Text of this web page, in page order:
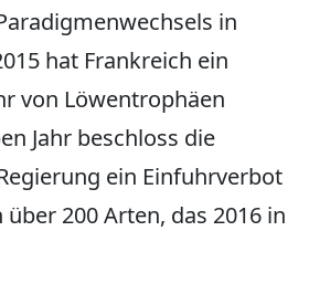
in
hat Frankreich ein
von Löwentrophäen
Jahr beschloss die
ein Einfuhrverbot
200 Arten, das 2016 in